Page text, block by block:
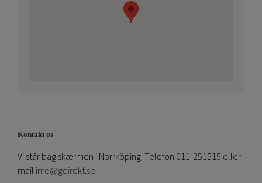
Kontakt os
Vi står bag skærmen i Norrköping. Telefon 011-251515 eller
mail info@gdirekt.se